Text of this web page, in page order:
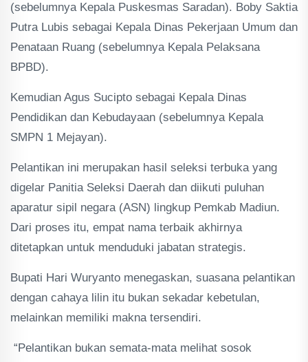
(sebelumnya Kepala Puskesmas Saradan). Boby Saktia
Putra Lubis sebagai Kepala Dinas Pekerjaan Umum dan
Penataan Ruang (sebelumnya Kepala Pelaksana
BPBD).
Kemudian Agus Sucipto sebagai Kepala Dinas
Pendidikan dan Kebudayaan (sebelumnya Kepala
SMPN 1 Mejayan).
Pelantikan ini merupakan hasil seleksi terbuka yang
digelar Panitia Seleksi Daerah dan diikuti puluhan
aparatur sipil negara (ASN) lingkup Pemkab Madiun.
Dari proses itu, empat nama terbaik akhirnya
ditetapkan untuk menduduki jabatan strategis.
Bupati Hari Wuryanto menegaskan, suasana pelantikan
dengan cahaya lilin itu bukan sekadar kebetulan,
melainkan memiliki makna tersendiri.
“Pelantikan bukan semata-mata melihat sosok